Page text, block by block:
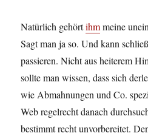
Natürlich gehörtihmmeine
Sagt man ja so. Und kann
passieren. Nicht aus heiterem
sollte man wissen, dass sich
wie Abmahnungen und Co.
Web regelrecht danach
bestimmt recht unvorbereitet.